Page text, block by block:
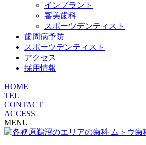
インプラント
審美歯科
スポーツデンティスト
歯周病予防
スポーツデンティスト
アクセス
採用情報
HOME
TEL
CONTACT
ACCESS
MENU